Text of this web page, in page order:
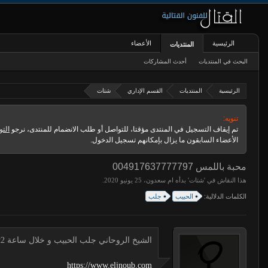
الرئيسية المنتديات القسم الإداري شتات
تنويه:
تم إيقاف التسجيل في المنتدى مؤقتا، للتواصل أو طلب الانضمام للمنتدى، نرجو
الأعضاء السابقون ما يزال بإمكانهم تسجيل الدخول.
محبة باللمس 004917637777797
هذا النقاش في 'شتات' بدأه ام سعدون،
الكلمات الدلالية: الحبيب جلب
الشيخ الروحاني جلب الحبيب و خلال ساعة 00491634511222 لجلب الحبيب
https://www.eljnoub.com
الرئيسية المنتديات
البحث في المنتديات أحدث المشاركات
الأعضاء